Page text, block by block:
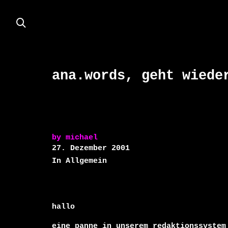
ana.words, geht
by michael
27. Dezember 2001
In Allgemein
hallo
eine panne in unserem